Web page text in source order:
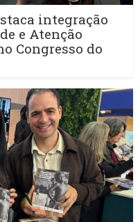
integração
e Atenção
Congresso do